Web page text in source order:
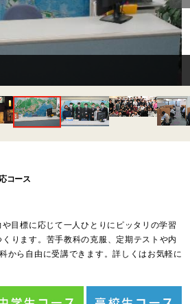
コース
目標に応じて一人ひとりにピッタリの学習
ります。苦手教科の克服、定期テストや内
から自由に受講できます。詳しくはお気軽に